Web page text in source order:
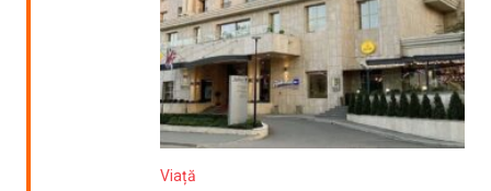
Viață